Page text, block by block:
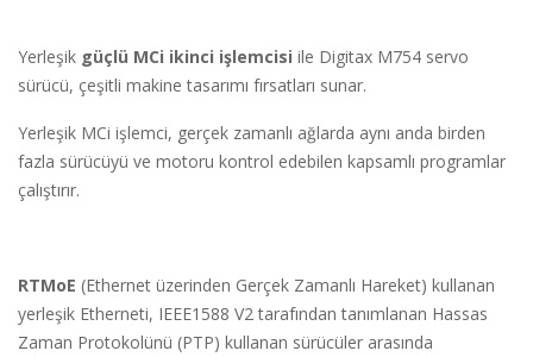
Yerleşik güçlü MCi ikinci işlemcisi ile Digitax M754 servo
sürücü, çeşitli makine tasarımı fırsatları sunar.
Yerleşik MCi işlemci, gerçek zamanlı ağlarda aynı anda birden
fazla sürücüyü ve motoru kontrol edebilen kapsamlı programlar
çalıştırır.
RTMoE (Ethernet üzerinden Gerçek Zamanlı Hareket) kullanan
yerleşik Etherneti, IEEE1588 V2 tarafından tanımlanan Hassas
Zaman Protokolünü (PTP) kullanan sürücüler arasında